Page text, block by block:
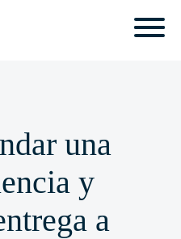
una
y
a